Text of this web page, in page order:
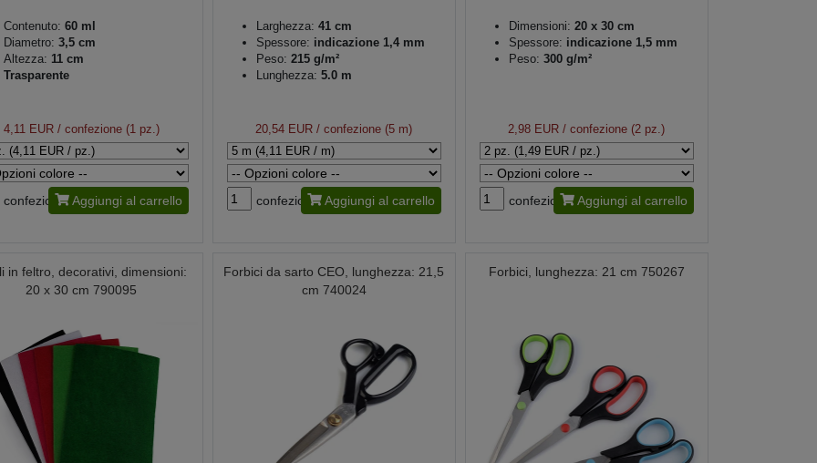
Contenuto: 60 ml
Diametro: 3,5 cm
Altezza: 11 cm
Trasparente
4,11 EUR/ confezione (1 pz.)
confezione Aggiungi al carrello
Larghezza: 41 cm
Spessore: indicazione 1,4 mm
Peso: 215 g/m²
Lunghezza: 5.0 m
20,54 EUR / confezione (5 m)
confezione Aggiungi al carrello
Dimensioni: 20 x 30 cm
Spessore: indicazione 1,5 mm
Peso: 300 g/m²
2,98 EUR / confezione (2 pz.)
confezione Aggiungi al carrello
in feltro, decorativi, dimensioni:
20 x 30 cm 790095
Forbici da sarto CEO, lunghezza: 21,5
cm 740024
Forbici, lunghezza: 21 cm 750267